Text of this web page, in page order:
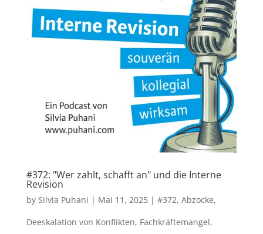
#372: "Wer zahlt, schafft an" und die Interne
Revision
by Silvia Puhani | Mai 11, 2025| #372, Abzocke,
Deeskalation von Konflikten, Fachkräftemangel,